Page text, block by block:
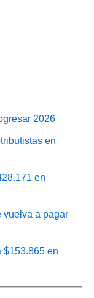
2026
en
en
vuelva a pagar
en